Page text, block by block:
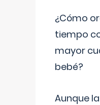
¿Cómo
tiempo
mayor
bebé?
Aunque